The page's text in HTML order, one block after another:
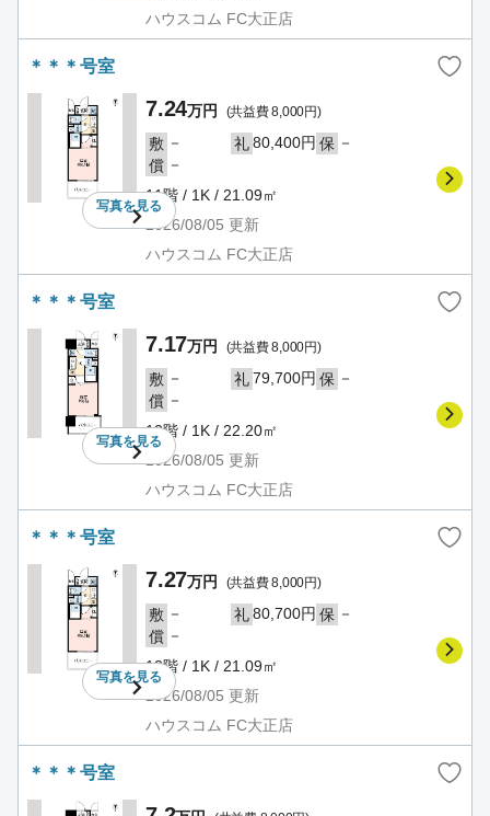
ハウスコム FC大正店
＊＊＊号室
写真を見る
7.24万円 (共益費 8,000円)
敷 － 礼80,400円 保 －
償 －
11階 / 1K / 21.09㎡
2026/08/05 更新
ハウスコム FC大正店
＊＊＊号室
写真を見る
7.17万円 (共益費 8,000円)
敷 － 礼79,700円 保 －
償 －
12階 / 1K / 22.20㎡
2026/08/05 更新
ハウスコム FC大正店
＊＊＊号室
写真を見る
7.27万円 (共益費 8,000円)
敷 － 礼80,700円 保 －
償 －
12階 / 1K / 21.09㎡
2026/08/05 更新
ハウスコム FC大正店
＊＊＊号室